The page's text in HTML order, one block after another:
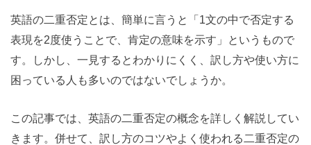
英語の二重否定とは、簡単に言うと「1文の中で否定する
表現を2度使うことで、肯定の意味を示す」というもので
す。しかし、一見するとわかりにくく、訳し方や使い方に
困っている人も多いのではないでしょうか。
この記事では、英語の二重否定の概念を詳しく解説してい
きます。併せて、訳し方のコツやよく使われる二重否定の